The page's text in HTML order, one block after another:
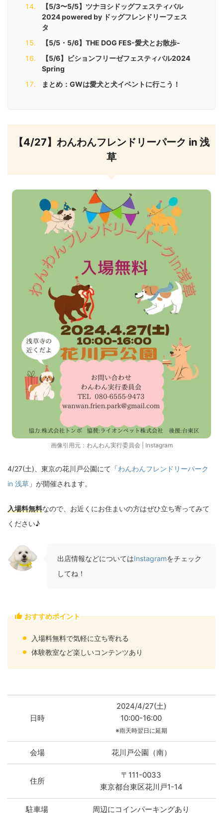
【5/3〜5/5】ツナヨシドッグフェスティバル
2024 powered by ドッグフレンドリーフェス
タ
【5/5・5/6】THE DOG FES-愛犬とお散歩-
【5/6】ビションフリーゼフェスティバル2024
Spring
まとめ：GWは愛犬と犬イベントに行こう！
【4/27】わんわんフレンドリーパーク in 浅
草
画像引用元： わんわん実行委員会 | Instagram
4/27(土)、東京の花川戸公園にて「わんわんフレンドリーパーク
in 浅草 」が開催されます。
入場料無料なので、お近くにお住まいの方はぜひ立ち寄ってみて
ください♪
出店情報などについてはInstagramをチェック
してね！
おすすめポイント
入場料無料で気軽に立ち寄れる
体験教室など楽しいコンテンツあり
日時
2024/4/27(土)
10:00-16:00
※雨天時翌日に延期
会場 花川戸公園（南）
住所
〒111-0033
東京都台東区花川戸1-14
駐車場 周辺にコインパーキングあり